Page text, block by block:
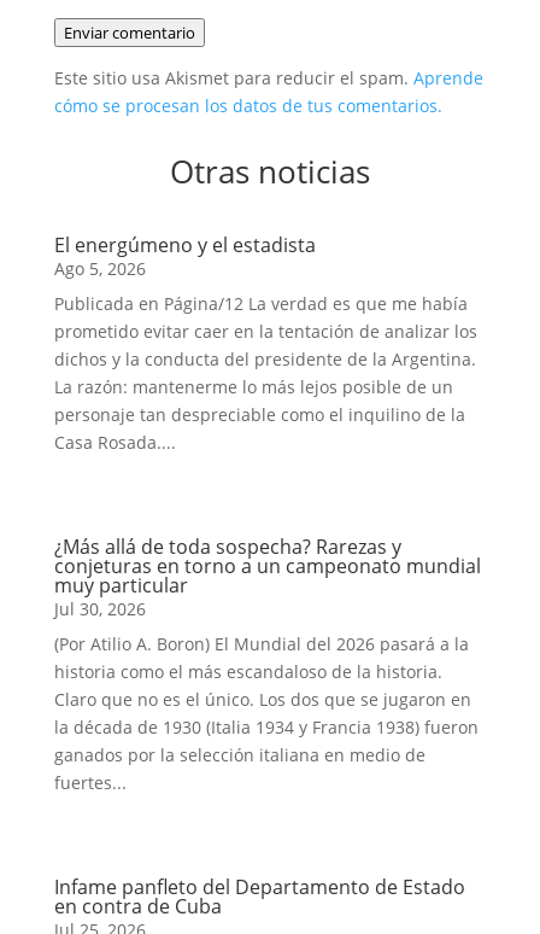
Enviar comentario
Este sitio usa Akismet para reducir el spam. Aprende
cómo se procesan los datos de tus comentarios.
Otras noticias
El energúmeno y el estadista
Ago 5, 2026
Publicada en Página/12 La verdad es que me había
prometido evitar caer en la tentación de analizar los
dichos y la conducta del presidente de la Argentina.
La razón: mantenerme lo más lejos posible de un
personaje tan despreciable como el inquilino de la
Casa Rosada....
¿Más allá de toda sospecha? Rarezas y
conjeturas en torno a un campeonato mundial
muy particular
Jul 30, 2026
(Por Atilio A. Boron) El Mundial del 2026 pasará a la
historia como el más escandaloso de la historia.
Claro que no es el único. Los dos que se jugaron en
la década de 1930 (Italia 1934 y Francia 1938) fueron
ganados por la selección italiana en medio de
fuertes...
Infame panfleto del Departamento de Estado
en contra de Cuba
Jul 25, 2026